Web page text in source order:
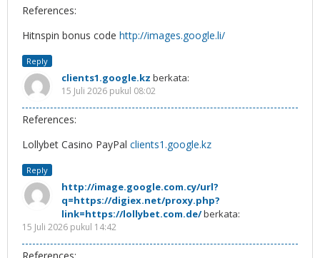
References:
Hitnspin bonus code http://images.google.li/
Reply
clients1.google.kz berkata:
15 Juli 2026 pukul 08:02
References:
Lollybet Casino PayPal clients1.google.kz
Reply
http://image.google.com.cy/url?
q=https://digiex.net/proxy.php?
link=https://lollybet.com.de/berkata:
15 Juli 2026 pukul 14:42